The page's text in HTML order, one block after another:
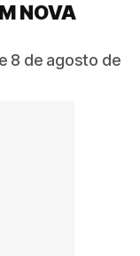
NOVA
8 de agosto de